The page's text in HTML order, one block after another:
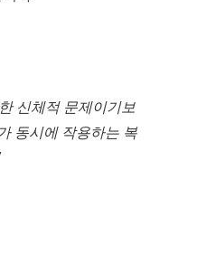
신체적 문제이기보
동시에 작용하는 복